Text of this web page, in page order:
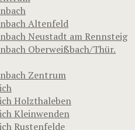
Altenfeld
Neustadt am Rennsteig
Oberweißbach/Thür.
Zentrum
Holzthaleben
Kleinwenden
Rustenfelde